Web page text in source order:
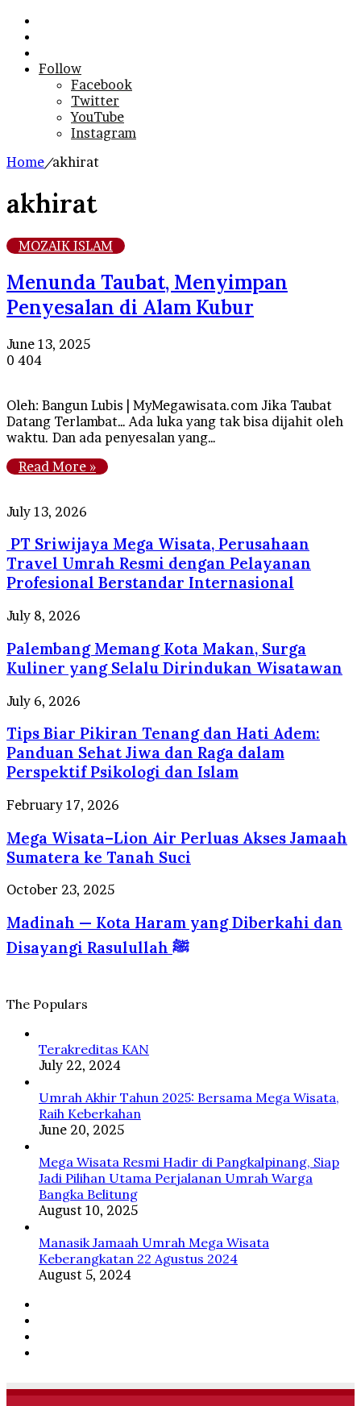
In
Follow
Facebook
Twitter
YouTube
Instagram
Home/akhirat
akhirat
MOZAIK ISLAM
Menunda Taubat, Menyimpan
Penyesalan di Alam Kubur
June 13, 2025
0 404
Oleh: Bangun Lubis | MyMegawisata.com Jika Taubat
Datang Terlambat… Ada luka yang tak bisa dijahit oleh
waktu. Dan ada penyesalan yang…
Read More »
PT
Mega
Wisata,
Perusahaan
Travel
Umrah
Resmi
dengan
Pelayanan
Profesional
Internasional
July 13, 2026
PT Sriwijaya Mega Wisata, Perusahaan
Travel Umrah Resmi dengan Pelayanan
Profesional Berstandar Internasional
Palembang
Kota
Makan,
Surga
Kuliner
yang
Selalu
Dirindukan
Wisatawan
July 8, 2026
Palembang Memang Kota Makan, Surga
Kuliner yang Selalu Dirindukan Wisatawan
Tips
Pikiran
Tenang
dan
Hati
Adem:
Panduan
Sehat
Jiwa
dan
dalam
Psikologi
dan
Islam
July 6, 2026
Tips Biar Pikiran Tenang dan Hati Adem:
Panduan Sehat Jiwa dan Raga dalam
Perspektif Psikologi dan Islam
Mega
Lion
Air
Perluas
Akses
Sumatera
ke
Tanah
February 17, 2026
Mega Wisata–Lion Air Perluas Akses Jamaah
Sumatera ke Tanah Suci
Madinah
Kota
Haram
yang
Disayangi
October 23, 2025
Madinah — Kota Haram yang Diberkahi dan
Disayangi Rasulullah ﷺ
The Populars
Terakreditas KAN
July 22, 2024
Umrah Akhir Tahun 2025: Bersama Mega Wisata,
Raih Keberkahan
June 20, 2025
Mega Wisata Resmi Hadir di Pangkalpinang, Siap
Jadi Pilihan Utama Perjalanan Umrah Warga
Bangka Belitung
August 10, 2025
Manasik Jamaah Umrah Mega Wisata
Keberangkatan 22 Agustus 2024
August 5, 2024